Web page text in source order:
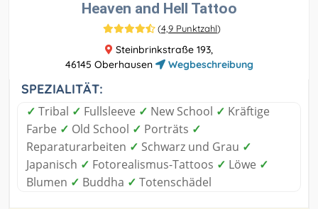
Heaven and Hell Tattoo
(4,9 Punktzahl)
Steinbrinkstraße 193,
46145 Oberhausen
Wegbeschreibung
SPEZIALITÄT:
✓ Tribal ✓ Fullsleeve ✓ New School ✓ Kräftige
Farbe ✓ Old School ✓ Porträts ✓
Reparaturarbeiten ✓ Schwarz und Grau ✓
Japanisch ✓ Fotorealismus-Tattoos ✓ Löwe ✓
Blumen ✓ Buddha ✓ Totenschädel